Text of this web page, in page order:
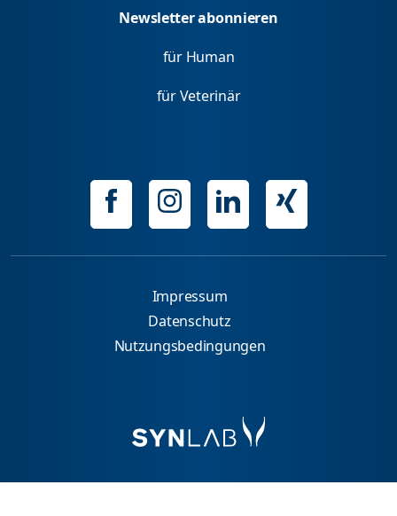
Newsletter abonnieren
für Human
für Veterinär
Impressum
Datenschutz
Nutzungsbedingungen